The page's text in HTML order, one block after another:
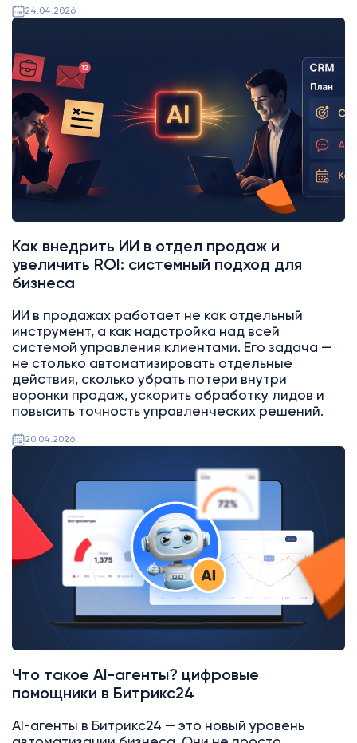
24.04.2026
Битрикс24
Как внедрить ИИ в отдел продаж и
увеличить ROI: системный подход для
бизнеса
ИИ в продажах работает не как отдельный
инструмент, а как надстройка над всей
системой управления клиентами. Его задача —
не столько автоматизировать отдельные
действия, сколько убрать потери внутри
воронки продаж, ускорить обработку лидов и
повысить точность управленческих решений.
20.04.2026
Битрикс24
Что такое AI-агенты? цифровые
помощники в Битрикс24
AI-агенты в Битрикс24 — это новый уровень